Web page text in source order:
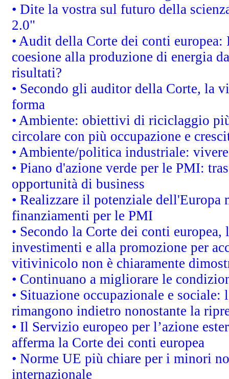
• Dite la vostra sul futuro della
2.0"
• Audit della Corte dei conti
coesione alla produzione di energia
risultati?
• Secondo gli auditor della Corte, la
forma
• Ambiente: obiettivi di riciclaggio
circolare con più occupazione e
• Ambiente/politica industriale:
• Piano d'azione verde per le PMI:
opportunità di business
• Realizzare il potenziale
finanziamenti per le PMI
• Secondo la Corte dei conti
investimenti e alla promozione per
vitivinicolo non è chiaramente
• Continuano a migliorare le
• Situazione occupazionale e
rimangono indietro nonostante la
• Il Servizio europeo per l’azione
afferma la Corte dei conti europea
• Norme UE più chiare per i minori
internazionale